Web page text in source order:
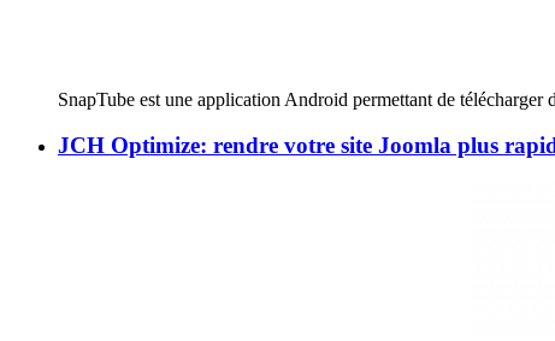
SnapTube est une application Android permettant de
JCH Optimize: rendre votre site Joomla plus